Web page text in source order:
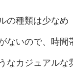
の種類は少なめ
ないので、時間
なカジュアルな